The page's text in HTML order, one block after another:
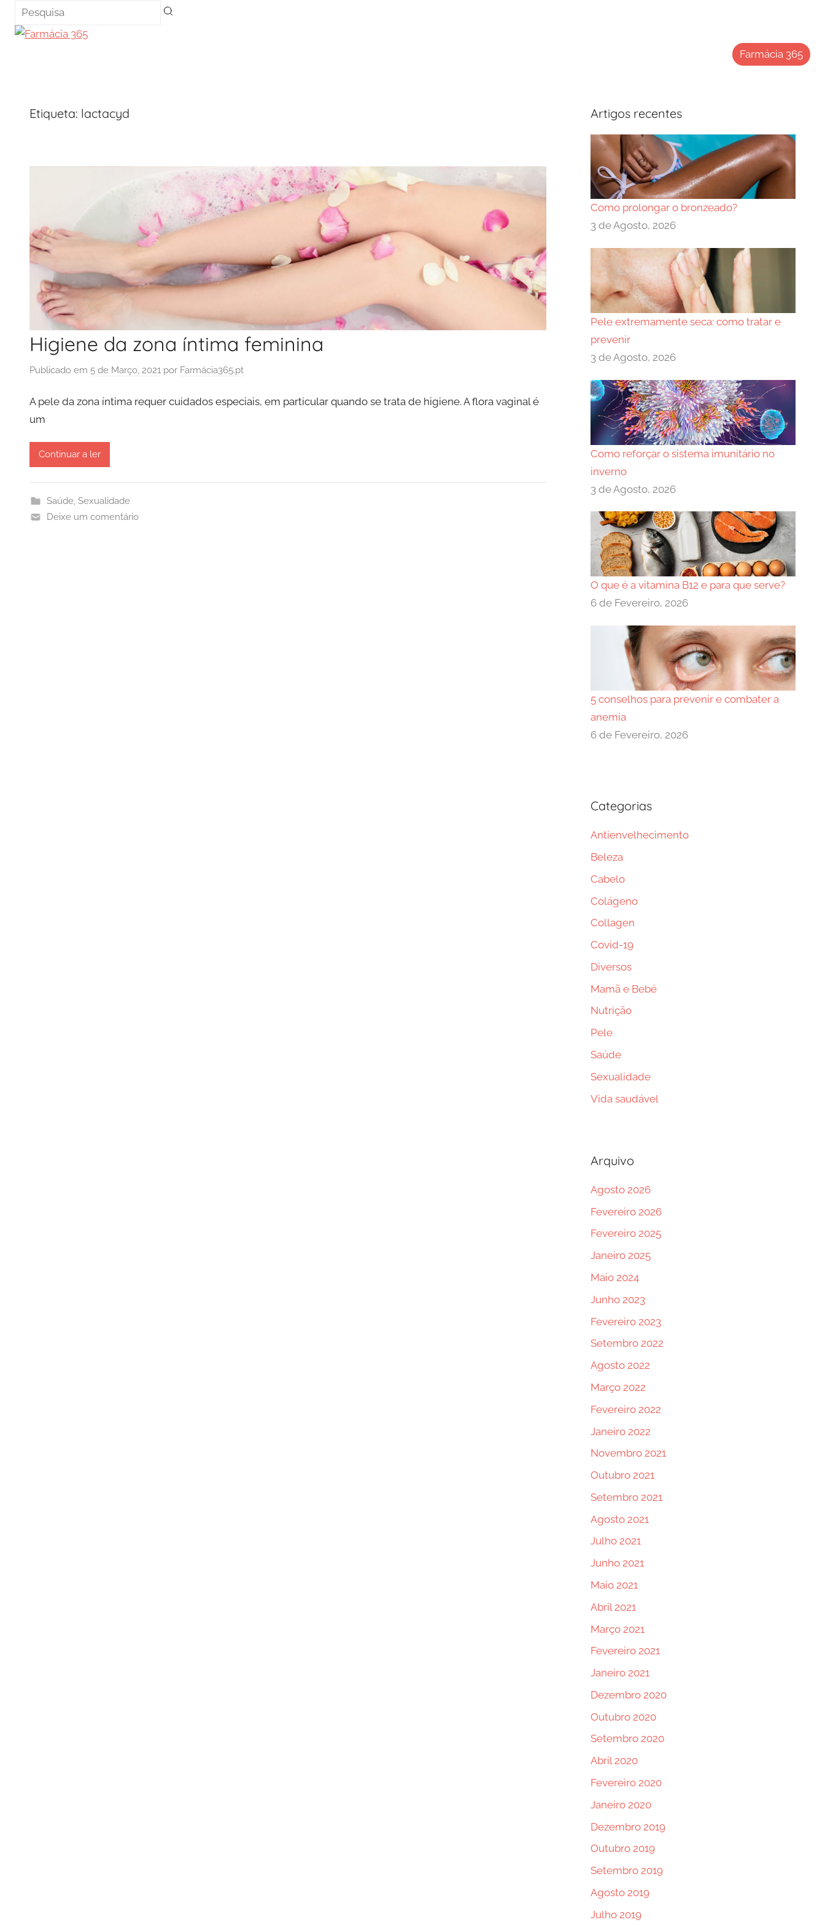
Saltar
para
Farmácia 365
Etiqueta: lactacyd
Higiene da zona íntima feminina
Publicado em 5 de Março, 2021 por Farmácia365.pt
A pele da zona íntima requer cuidados especiais, em particular quando se trata de higiene. A flora vaginal é
um
Continuar a ler
Saúde, Sexualidade
Deixe um comentário
Artigos recentes
Como prolongar o bronzeado?
3 de Agosto, 2026
Pele extremamente seca: como tratar e
prevenir
3 de Agosto, 2026
Como reforçar o sistema imunitário no
inverno
3 de Agosto, 2026
O que é a vitamina B12 e para que serve?
6 de Fevereiro, 2026
5 conselhos para prevenir e combater a
anemia
6 de Fevereiro, 2026
Categorias
Antienvelhecimento
Beleza
Cabelo
Colágeno
Collagen
Covid-19
Diversos
Mamã e Bebé
Nutrição
Pele
Saúde
Sexualidade
Vida saudável
Arquivo
Agosto 2026
Fevereiro 2026
Fevereiro 2025
Janeiro 2025
Maio 2024
Junho 2023
Fevereiro 2023
Setembro 2022
Agosto 2022
Março 2022
Fevereiro 2022
Janeiro 2022
Novembro 2021
Outubro 2021
Setembro 2021
Agosto 2021
Julho 2021
Junho 2021
Maio 2021
Abril 2021
Março 2021
Fevereiro 2021
Janeiro 2021
Dezembro 2020
Outubro 2020
Setembro 2020
Abril 2020
Fevereiro 2020
Janeiro 2020
Dezembro 2019
Outubro 2019
Setembro 2019
Agosto 2019
Julho 2019